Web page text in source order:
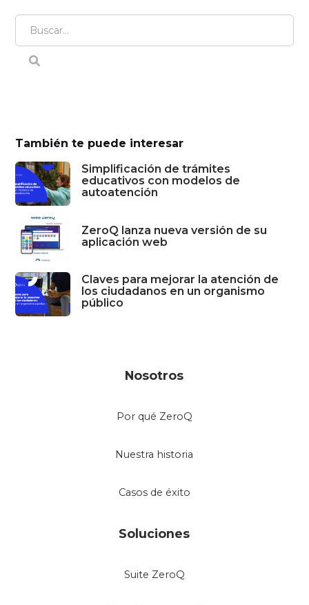
También te puede interesar
Simplificación de trámites
educativos con modelos de
autoatención
ZeroQ lanza nueva versión de su
aplicación web
Claves para mejorar la atención de
los ciudadanos en un organismo
público
Nosotros
Por qué ZeroQ
Nuestra historia
Casos de éxito
Soluciones
Suite ZeroQ